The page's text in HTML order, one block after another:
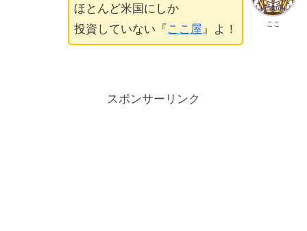
ここ
ほとんど米国にしか
投資していない『 ここ屋 』よ！
スポンサーリンク